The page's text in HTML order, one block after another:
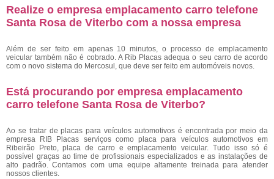
Realize o empresa emplacamento carro telefone
Santa Rosa de Viterbo com a nossa empresa
Além de ser feito em apenas 10 minutos, o processo de emplacamento
veicular também não é cobrado. A Rib Placas adequa o seu carro de acordo
com o novo sistema do Mercosul, que deve ser feito em automóveis novos.
Está procurando por empresa emplacamento
carro telefone Santa Rosa de Viterbo?
Ao se tratar de placas para veículos automotivos é encontrada por meio da
empresa RIB Placas serviços como placa para veículos automotivos em
Ribeirão Preto, placa de carro e emplacamento veicular. Tudo isso só é
possível graças ao time de profissionais especializados e as instalações de
alto padrão. Contamos com uma equipe altamente treinada para atender
nossos clientes.